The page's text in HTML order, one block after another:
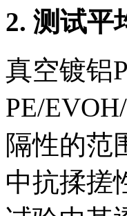
2. 测试平
真空镀铝
PE/
隔性的范
中抗揉搓